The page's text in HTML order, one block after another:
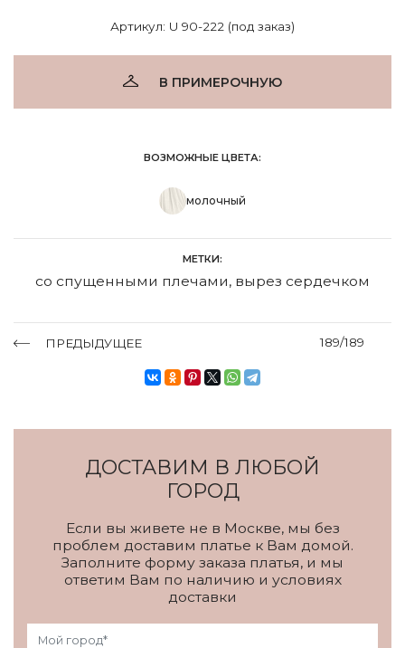
Артикул: U 90-222 (под заказ)
В ПРИМЕРОЧНУЮ
ВОЗМОЖНЫЕ ЦВЕТА:
молочный
МЕТКИ:
со спущенными плечами, вырез сердечком
ПРЕДЫДУЩЕЕ 189/189
ДОСТАВИМ В ЛЮБОЙ
ГОРОД
Если вы живете не в Москве, мы без
проблем доставим платье к Вам домой.
Заполните форму заказа платья, и мы
ответим Вам по наличию и условиях
доставки